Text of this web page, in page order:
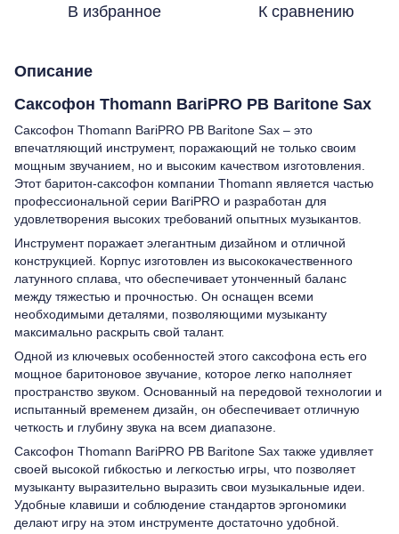
В избранное К сравнению
Описание
Саксофон Thomann BariPRO PB Baritone Sax
Саксофон Thomann BariPRO PB Baritone Sax – это
впечатляющий инструмент, поражающий не только своим
мощным звучанием, но и высоким качеством изготовления.
Этот баритон-саксофон компании Thomann является частью
профессиональной серии BariPRO и разработан для
удовлетворения высоких требований опытных музыкантов.
Инструмент поражает элегантным дизайном и отличной
конструкцией. Корпус изготовлен из высококачественного
латунного сплава, что обеспечивает утонченный баланс
между тяжестью и прочностью. Он оснащен всеми
необходимыми деталями, позволяющими музыканту
максимально раскрыть свой талант.
Одной из ключевых особенностей этого саксофона есть его
мощное баритоновое звучание, которое легко наполняет
пространство звуком. Основанный на передовой технологии и
испытанный временем дизайн, он обеспечивает отличную
четкость и глубину звука на всем диапазоне.
Саксофон Thomann BariPRO PB Baritone Sax также удивляет
своей высокой гибкостью и легкостью игры, что позволяет
музыканту выразительно выразить свои музыкальные идеи.
Удобные клавиши и соблюдение стандартов эргономики
делают игру на этом инструменте достаточно удобной.